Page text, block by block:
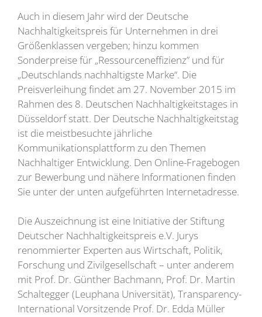
Auch in diesem Jahr wird der Deutsche
Nachhaltigkeitspreis für Unternehmen in drei
Größenklassen vergeben; hinzu kommen
Sonderpreise für „Ressourceneffizienz” und für
„Deutschlands nachhaltigste Marke“. Die
Preisverleihung findet am 27. November 2015 im
Rahmen des 8. Deutschen Nachhaltigkeitstages in
Düsseldorf statt. Der Deutsche Nachhaltigkeitstag
ist die meistbesuchte jährliche
Kommunikationsplattform zu den Themen
Nachhaltiger Entwicklung. Den Online-Fragebogen
zur Bewerbung und nähere Informationen finden
Sie unter der unten aufgeführten Internetadresse.
Die Auszeichnung ist eine Initiative der Stiftung
Deutscher Nachhaltigkeitspreis e.V. Jurys
renommierter Experten aus Wirtschaft, Politik,
Forschung und Zivilgesellschaft – unter anderem
mit Prof. Dr. Günther Bachmann, Prof. Dr. Martin
Schaltegger (Leuphana Universität), Transparency-
International Vorsitzende Prof. Dr. Edda Müller